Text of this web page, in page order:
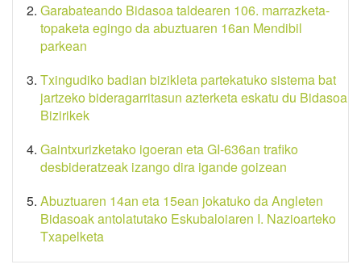
Garabateando Bidasoa taldearen 106. marrazketa-
topaketa egingo da abuztuaren 16an Mendibil
parkean
Txingudiko badian bizikleta partekatuko sistema bat
jartzeko bideragarritasun azterketa eskatu du Bidasoa
Bizirikek
Gaintxurizketako igoeran eta GI-636an trafiko
desbideratzeak izango dira igande goizean
Abuztuaren 14an eta 15ean jokatuko da Angleten
Bidasoak antolatutako Eskubaloiaren I. Nazioarteko
Txapelketa